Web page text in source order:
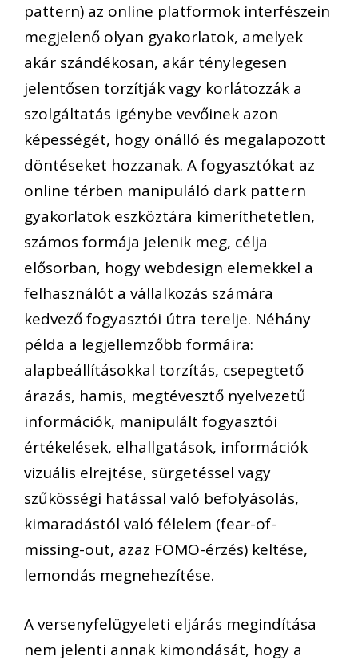
pattern) az online platformok interfészein
megjelenő olyan gyakorlatok, amelyek
akár szándékosan, akár ténylegesen
jelentősen torzítják vagy korlátozzák a
szolgáltatás igénybe vevőinek azon
képességét, hogy önálló és megalapozott
döntéseket hozzanak. Afogyasztókat az
online térben manipuláló dark pattern
gyakorlatok eszköztára kimeríthetetlen,
számos formája jelenik meg, célja
elősorban, hogy webdesign elemekkel a
felhasználót a vállalkozás számára
kedvező fogyasztói útra terelje. Néhány
példa a legjellemzőbb formáira:
alapbeállításokkal torzítás, csepegtető
árazás, hamis, megtévesztő nyelvezetű
információk, manipulált fogyasztói
értékelések, elhallgatások, információk
vizuális elrejtése, sürgetéssel vagy
szűkösségi hatással való befolyásolás,
kimaradástól való félelem (fear-of-
missing-out, azaz FOMO-érzés) keltése,
lemondás megnehezítése.
A versenyfelügyeleti eljárás megindítása
nem jelenti annak kimondását, hogy a